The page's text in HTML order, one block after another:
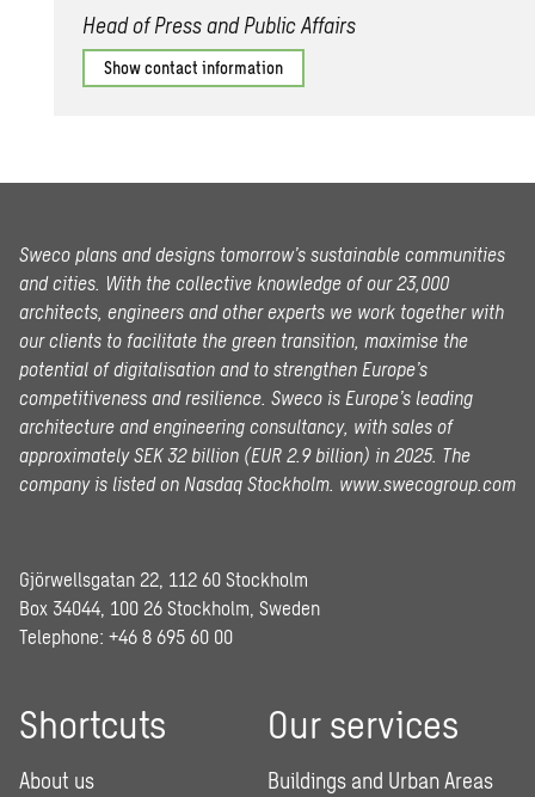
Head of Press and Public Affairs
Show contact information
Sweco plans and designs tomorrow’s sustainable communities
and cities. With the collective knowledge of our 23,000
architects, engineers and other experts we work together with
our clients to facilitate the green transition, maximise the
potential of digitalisation and to strengthen Europe’s
competitiveness and resilience. Sweco is Europe’s leading
architecture and engineering consultancy, with sales of
approximately SEK 32 billion (EUR 2.9 billion) in 2025. The
company is listed on Nasdaq Stockholm. www.swecogroup.com
Gjörwellsgatan 22, 112 60 Stockholm
Box 34044, 100 26 Stockholm, Sweden
Telephone: +46 8 695 60 00
Shortcuts
About us
Our services
Buildings and Urban Areas